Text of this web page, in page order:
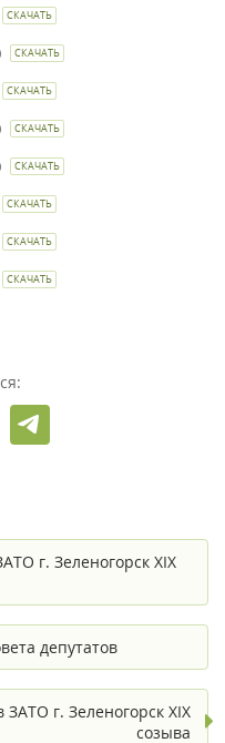
СКАЧАТЬ
СКАЧАТЬ
СКАЧАТЬ
СКАЧАТЬ
СКАЧАТЬ
СКАЧАТЬ
СКАЧАТЬ
СКАЧАТЬ
г. Зеленогорск XIX
депутатов
ЗАТО г. Зеленогорск XIX
созыва